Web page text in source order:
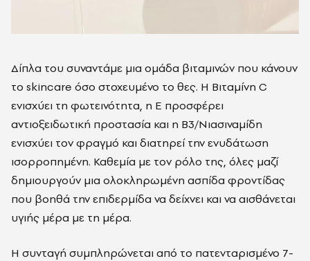
Δίπλα του συναντάμε μια ομάδα βιταμινών που κάνουν
το skincare όσο στοχευμένο το θες. Η Βιταμίνη C
ενισχύει τη φωτεινότητα, η E προσφέρει
αντιοξειδωτική προστασία και η B3/Νιασιναμίδη
ενισχύει τον φραγμό και διατηρεί την ενυδάτωση
ισορροπημένη. Καθεμία με τον ρόλο της, όλες μαζί
δημιουργούν μια ολοκληρωμένη ασπίδα φροντίδας
που βοηθά την επιδερμίδα να δείχνει και να αισθάνεται
υγιής μέρα με τη μέρα.
Η συνταγή συμπληρώνεται από το πατενταρισμένο 7-